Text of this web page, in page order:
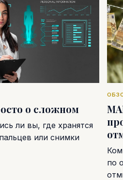
о сложном
ли вы, где хранятся
или снимки
по